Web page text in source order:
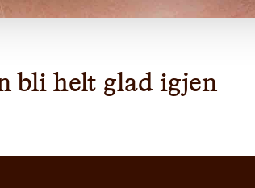
bli helt glad igjen